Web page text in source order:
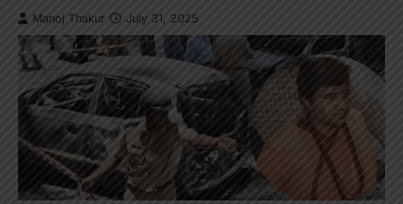
Manoj Thakur July 31, 2025